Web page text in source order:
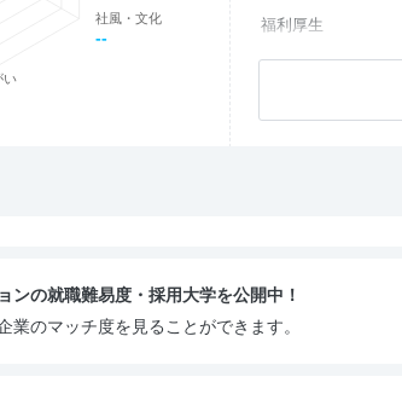
社風・文化
--
い
福利厚生
社員・管理職
入社後のギャップ
ンの就職難易度・採用大学を公開中！
業のマッチ度を見ることができます。